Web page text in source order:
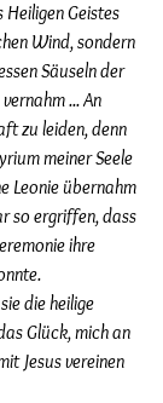
Geistes
Wind, sondern
Säuseln der
... An
zu leiden, denn
meiner Seele
Leonie übernahm
so ergriffen, dass
ihre
die heilige
Glück, mich an
Jesus vereinen